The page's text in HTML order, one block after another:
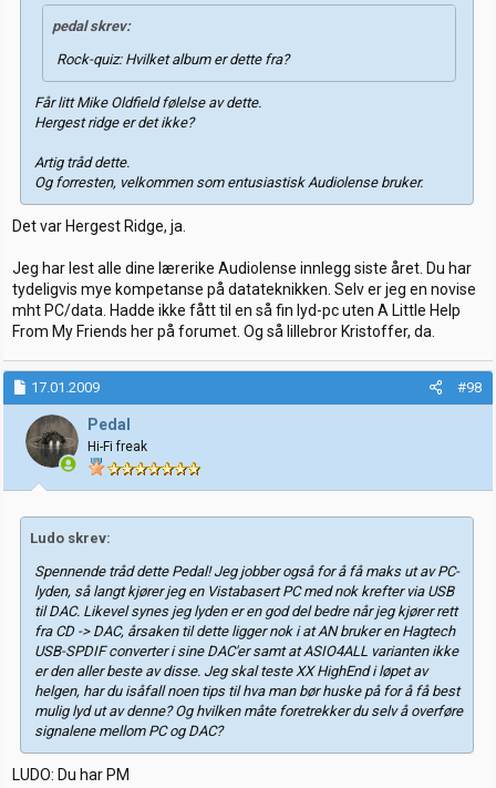
pedal skrev:
Rock-quiz: Hvilket album er dette fra?
Får litt Mike Oldfield følelse av dette.
Hergest ridge er det ikke?
Artig tråd dette.
Og forresten, velkommen som entusiastisk Audiolense bruker.
Det var Hergest Ridge, ja.
Jeg har lest alle dine lærerike Audiolense innlegg siste året. Du har
tydeligvis mye kompetanse på datateknikken. Selv er jeg en novise
mht PC/data. Hadde ikke fått til en så fin lyd-pc uten A Little Help
From My Friends her på forumet. Og så lillebror Kristoffer, da.
17.01.2009 #98
Pedal
Hi-Fi freak
Ludo skrev:
Spennende tråd dette Pedal! Jeg jobber også for å få maks ut av PC-
lyden, så langt kjører jeg en Vistabasert PC med nok krefter via USB
til DAC. Likevel synes jeg lyden er en god del bedre når jeg kjører rett
fra CD -> DAC, årsaken til dette ligger nok i at AN bruker en Hagtech
USB-SPDIF converter i sine DAC'er samt at ASIO4ALL varianten ikke
er den aller beste av disse. Jeg skal teste XX HighEnd i løpet av
helgen, har du isåfall noen tips til hva man bør huske på for å få best
mulig lyd ut av denne? Og hvilken måte foretrekker du selv å overføre
signalene mellom PC og DAC?
LUDO: Du har PM